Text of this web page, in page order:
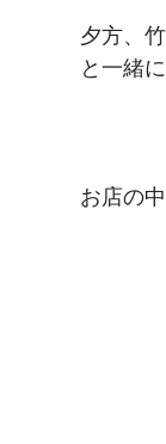
夕方、
と一緒
お店の